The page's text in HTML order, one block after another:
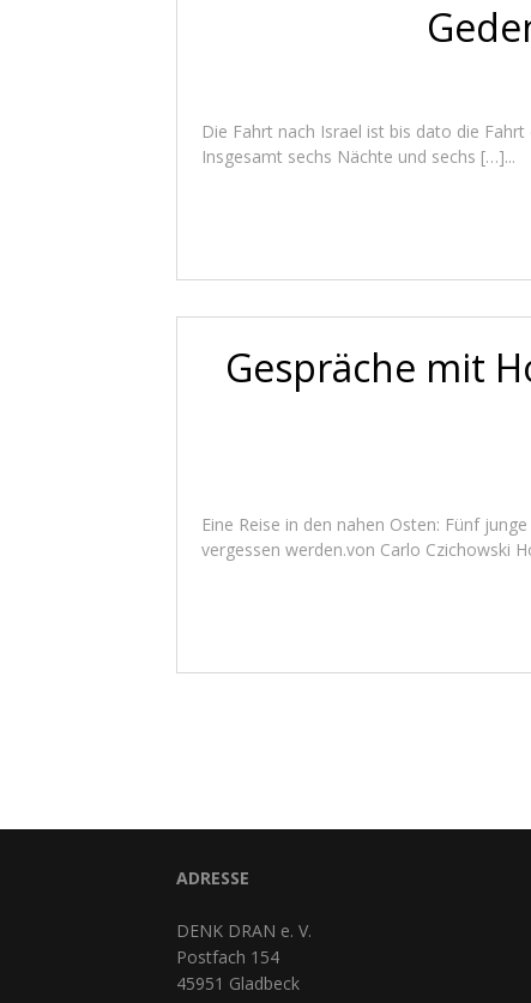
Die Fahrt nach Israel ist bis dato die
Insgesamt sechs Nächte und sechs […]...
Gespräche mit
Eine Reise in den nahen Osten: Fünf
vergessen werden.von Carlo Czichowski
Beiträge
ADRESSE
DENK DRAN e. V.
Postfach 154
45951 Gladbeck